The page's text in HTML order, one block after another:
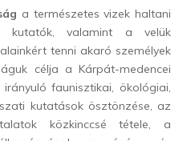
a természetes vizek haltani
kutatók, valamint a velük
tenni akaró személyek
célja a Kárpát-medencei
faunisztikai, ökológiai,
kutatások ösztönzése, az
közkinccsé tétele, a